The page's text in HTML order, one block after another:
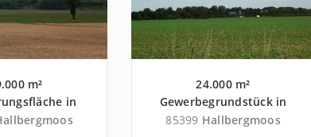
m²
in
nahe
24.000 m²
Gewerbegrundstück in
Hallbergmoos nahe
85399 Hallbergmoos